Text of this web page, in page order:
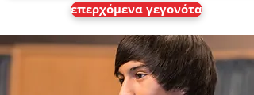
επερχόμενα γεγονότα